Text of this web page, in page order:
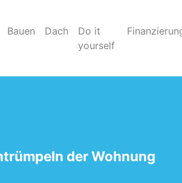
Bauen Dach
Do it
yourself
der Wohnung